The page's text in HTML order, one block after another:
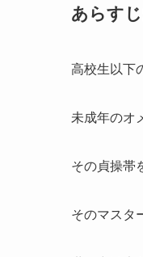
あらす
高校生以下
未成年のオ
その貞操帯
そのマスタ